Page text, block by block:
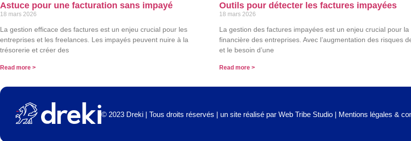
Astuce pour une facturation sans impayé
18 mars 2026
La gestion efficace des factures est un enjeu crucial pour les
entreprises et les freelances. Les impayés peuvent nuire à la
trésorerie et créer des
Read more >
Outils pour détecter les factures impayées
18 mars 2026
La gestion des factures impayées est un enjeu crucial pour la
financière des entreprises. Avec l’augmentation des risques
et le besoin d’une
Read more >
© 2023 Dreki | Tous droits réservés | un site réalisé par Web Tribe Studio | Mentions légales &